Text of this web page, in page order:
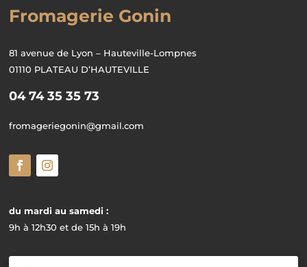
Fromagerie Gonin
81 avenue de Lyon – Hauteville-Lompnes
01110 PLATEAU D’HAUTEVILLE
04 74 35 35 73
fromageriegonin@gmail.com
du mardi au samedi :
9h à 12h30 et de 15h à 19h